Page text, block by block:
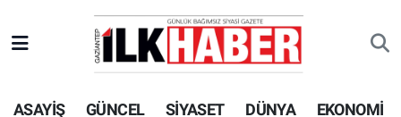
ASAYİŞ GÜNCEL SİYASET DÜNYA EKONOMİ
EKONOMİ
SİYASET
Beyoğlu Hava Durumu
Beyoğlu Trafik Yoğunluk Haritası